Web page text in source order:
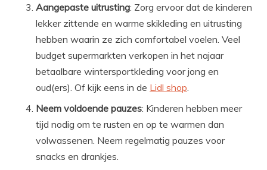
Aangepaste uitrusting: Zorg ervoor dat de kinderen
lekker zittende en warme skikleding en uitrusting
hebben waarin ze zich comfortabel voelen. Veel
budget supermarkten verkopen in het najaar
betaalbare wintersportkleding voor jong en
oud(ers). Of kijk eens in de Lidl shop
Neem voldoende pauzes: Kinderen hebben meer
tijd nodig om te rusten en op te warmen dan
volwassenen. Neem regelmatig pauzes voor
snacks en drankjes.